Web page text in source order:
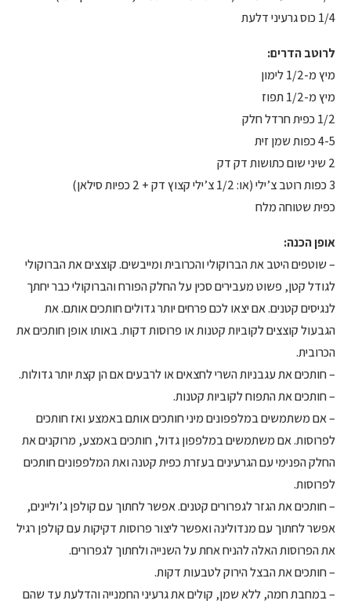
1/4 כוס גרעיני דלעת
לרוטב הדרים:
מיץ מ-1/2 לימון
מיץ מ-1/2 תפוז
1/2 כפית חרדל חלק
4-5 כפות שמן זית
2 שיני שום כתושות דק דק
3 כפות רוטב צ’ילי (או: 1/2 צ’ילי קצוץ דק + 2 כפיות סילאן)
כפית שטוחה מלח
אופן הכנה:
– שוטפים היטב את הברוקולי והכרובית ומייבשים. קוצצים את הברוקולי
לגודל קטן, פשוט מעבירים סכין על החלק הפורח והברוקולי כבר יחתך
לנגיסים קטנים. אם יצאו לכם פרחים יותר גדולים חותכים אותם. את
הגבעול קוצצים לקוביות קטנות או פרוסות דקות. באותו אופן חותכים את
הכרובית.
– חותכים את עגבניות השרי לחצאים או לרבעים אם הן קצת יותר גדולות.
– חותכים את התפוח לקוביות קטנות.
– אם משתמשים במלפפונים מיני חותכים אותם באמצע ואז חותכים
לפרוסות. אם משתמשים במלפפון גדול, חותכים באמצע, מרוקנים את
החלק הפנימי עם הגרעינים בעזרת כפית קטנה ואת המלפפונים חותכים
לפרוסות.
– חותכים את הגזר לגפרורים קטנים. אפשר לחתוך עם קולפן ג’וליינים,
אפשר לחתוך עם מנדולינה ואפשר ליצור פרוסות דקיקות עם קולפן רגיל
את הפרוסות האלה להניח אחת על השנייה ולחתוך לגפרורים.
– חותכים את הבצל הירוק לטבעות דקות.
– במחבת חמה, ללא שמן, קולים את גרעיני החמנייה והדלעת עד שהם